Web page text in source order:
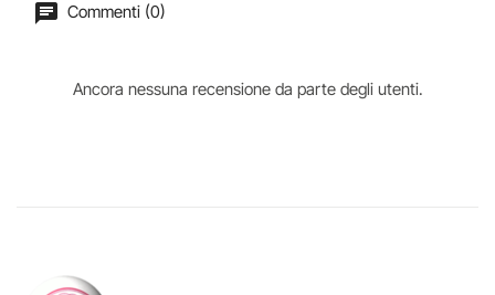
Commenti (0)
Ancora nessuna recensione da parte degli utenti.